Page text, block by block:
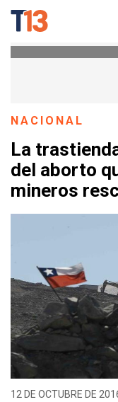
NACIONAL
La
del aborto
mineros
12 DE OCTUBRE DE